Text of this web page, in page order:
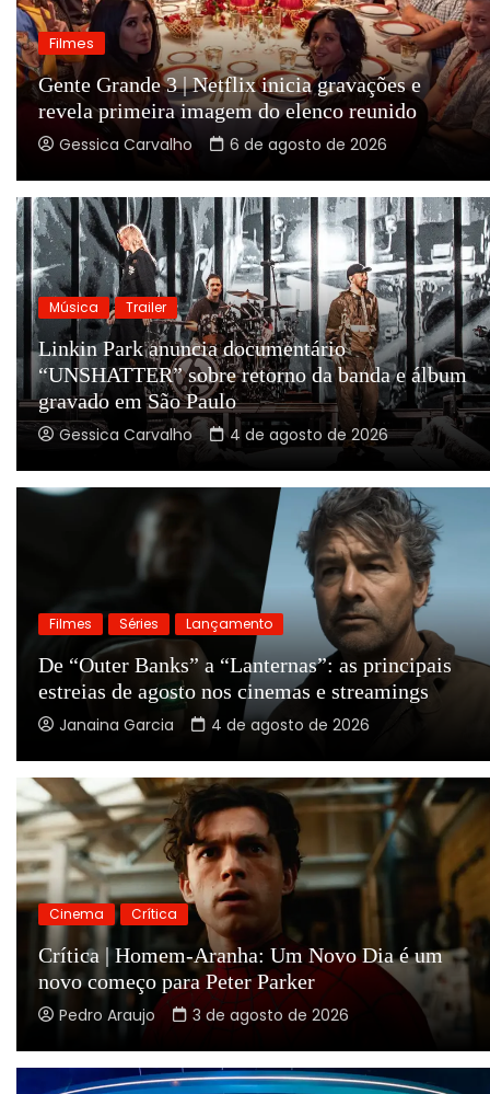
Filmes
Gente Grande 3 | Netflix inicia gravações e
revela primeira imagem do elenco reunido
Gessica Carvalho 6 de agosto de 2026
Música Trailer
Linkin Park anuncia documentário
“UNSHATTER” sobre retorno da banda e álbum
gravado em São Paulo
Gessica Carvalho 4 de agosto de 2026
Filmes Séries Lançamento
De “Outer Banks” a “Lanternas”: as principais
estreias de agosto nos cinemas e streamings
Janaina Garcia 4 de agosto de 2026
Cinema Crítica
Crítica | Homem-Aranha: Um Novo Dia é um
novo começo para Peter Parker
Pedro Araujo 3 de agosto de 2026